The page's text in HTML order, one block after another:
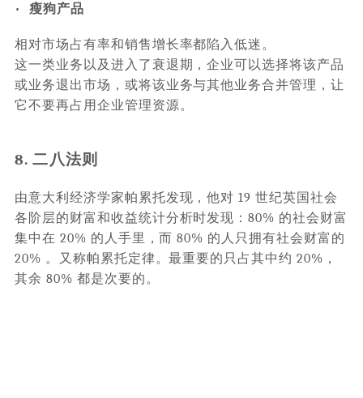
• 瘦狗产品
相对市场占有率和销售增长率都陷入低迷。
这一类业务以及进入了衰退期，企业可以选择将该产品
或业务退出市场，或将该业务与其他业务合并管理，让
它不要再占用企业管理资源。
8. 二八法则
由意大利经济学家帕累托发现，他对 19 世纪英国社会
各阶层的财富和收益统计分析时发现：80% 的社会财富
集中在 20% 的人手里，而 80% 的人只拥有社会财富的
20% 。又称帕累托定律。最重要的只占其中约 20%，
其余 80% 都是次要的。